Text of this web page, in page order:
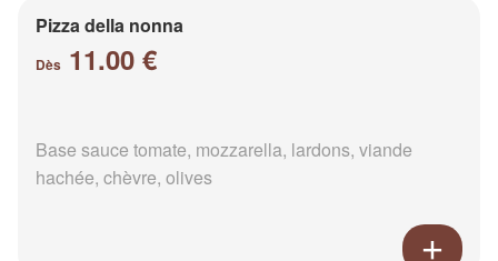
Pizza della nonna
Dès 11.00 €
Base sauce tomate, mozzarella, lardons, viande
hachée, chèvre, olives